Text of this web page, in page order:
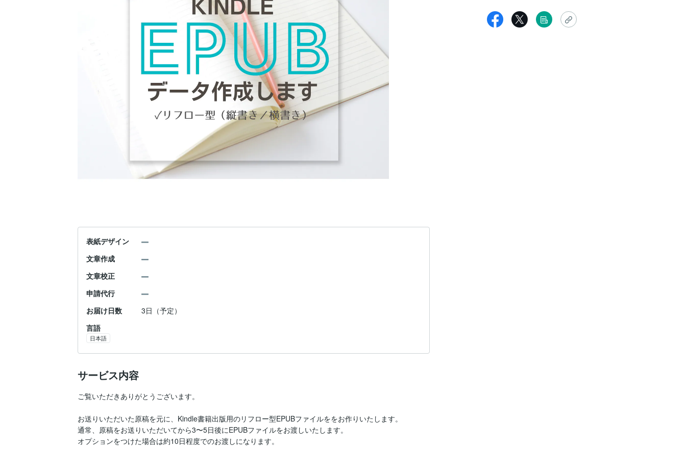
表紙デザイン
文章作成
文章校正
申請代行
お届け日数
3日（予定）
言語
日本語
サービス内容
ご覧いただきありがとうございます。
お送りいただいた原稿を元に、Kindle書籍出版用のリフロー型EPUBファイルををお作りいたします。
通常、原稿をお送りいただいてから3〜5日後にEPUBファイルをお渡しいたします。
オプションをつけた場合は約10日程度でのお渡しになります。